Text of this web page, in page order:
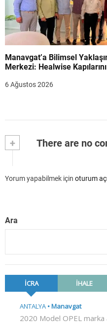
Manavgat’a Bilimsel
Merkezi: Healwise
6 Ağustos 2026
+ There are no
Yorum yapabilmek için oturum
Ara